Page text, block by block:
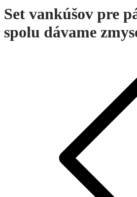
Set vankúšov pre
spolu dávame